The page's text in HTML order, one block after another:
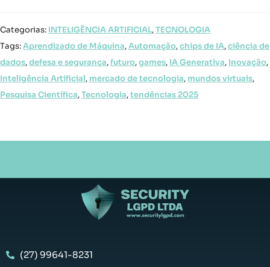
Categorias: INTELIGÊNCIA ARTIFICIAL,TECNOLOGIA
Tags:Aprendizado de Máquina,Automação,chips de IA,ciência de
dados,defesa e segurança,futuro,games, IA Generativa, Inovação,
Inteligência Artificial, mercado de tecnologia, mundos virtuais,
Pesquisa Científica,Tecnologia,tendências 2025
(27) 99641-8231